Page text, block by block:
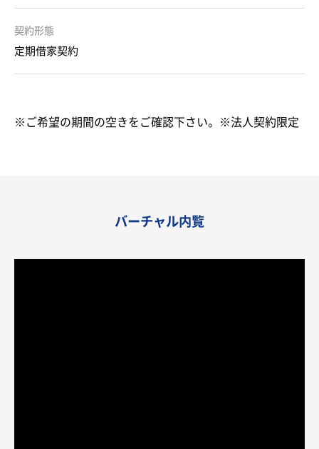
契約形態
定期借家契約
※ご希望の期間の空きをご確認下さい。※法人契約限定
バーチャル内覧